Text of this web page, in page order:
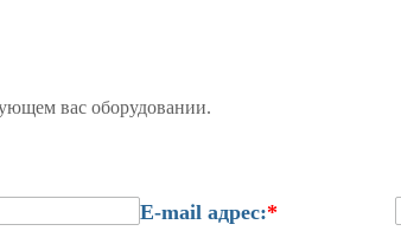
вас оборудовании.
E-mail адрес:*